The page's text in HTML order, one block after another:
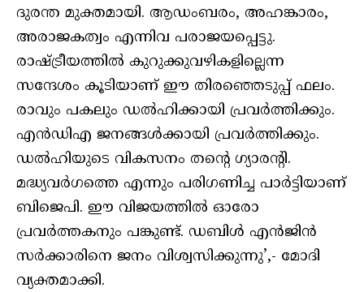
ദുരന്ത മുക്തമായി. ആഡംബരം, അഹങ്കാരം,
അരാജകത്വം എന്നിവ പരാജയപ്പെട്ടു.
രാഷ്ട്രീയത്തിൽ കുറുക്കുവഴികളില്ലെന്ന
സന്ദേശം കൂടിയാണ് ഈ തിരഞ്ഞെടുപ്പ് ഫലം.
രാവും പകലും ഡൽഹിക്കായി പ്രവർത്തിക്കും.
എൻഡിഎ ജനങ്ങൾക്കായി പ്രവർത്തിക്കും.
ഡൽഹിയുടെ വികസനം തന്റെ ഗ്യാരന്റി.
മദ്ധ്യവർഗത്തെ എന്നും പരിഗണിച്ച പാർട്ടിയാണ്
ബിജെപി. ഈ വിജയത്തിൽ ഓരോ
പ്രവർത്തകനും പങ്കുണ്ട്. ഡബിൾ എൻജിൻ
സർക്കാരിനെ ജനം വിശ്വസിക്കുന്നു’,- മോദി
വ്യക്തമാക്കി.